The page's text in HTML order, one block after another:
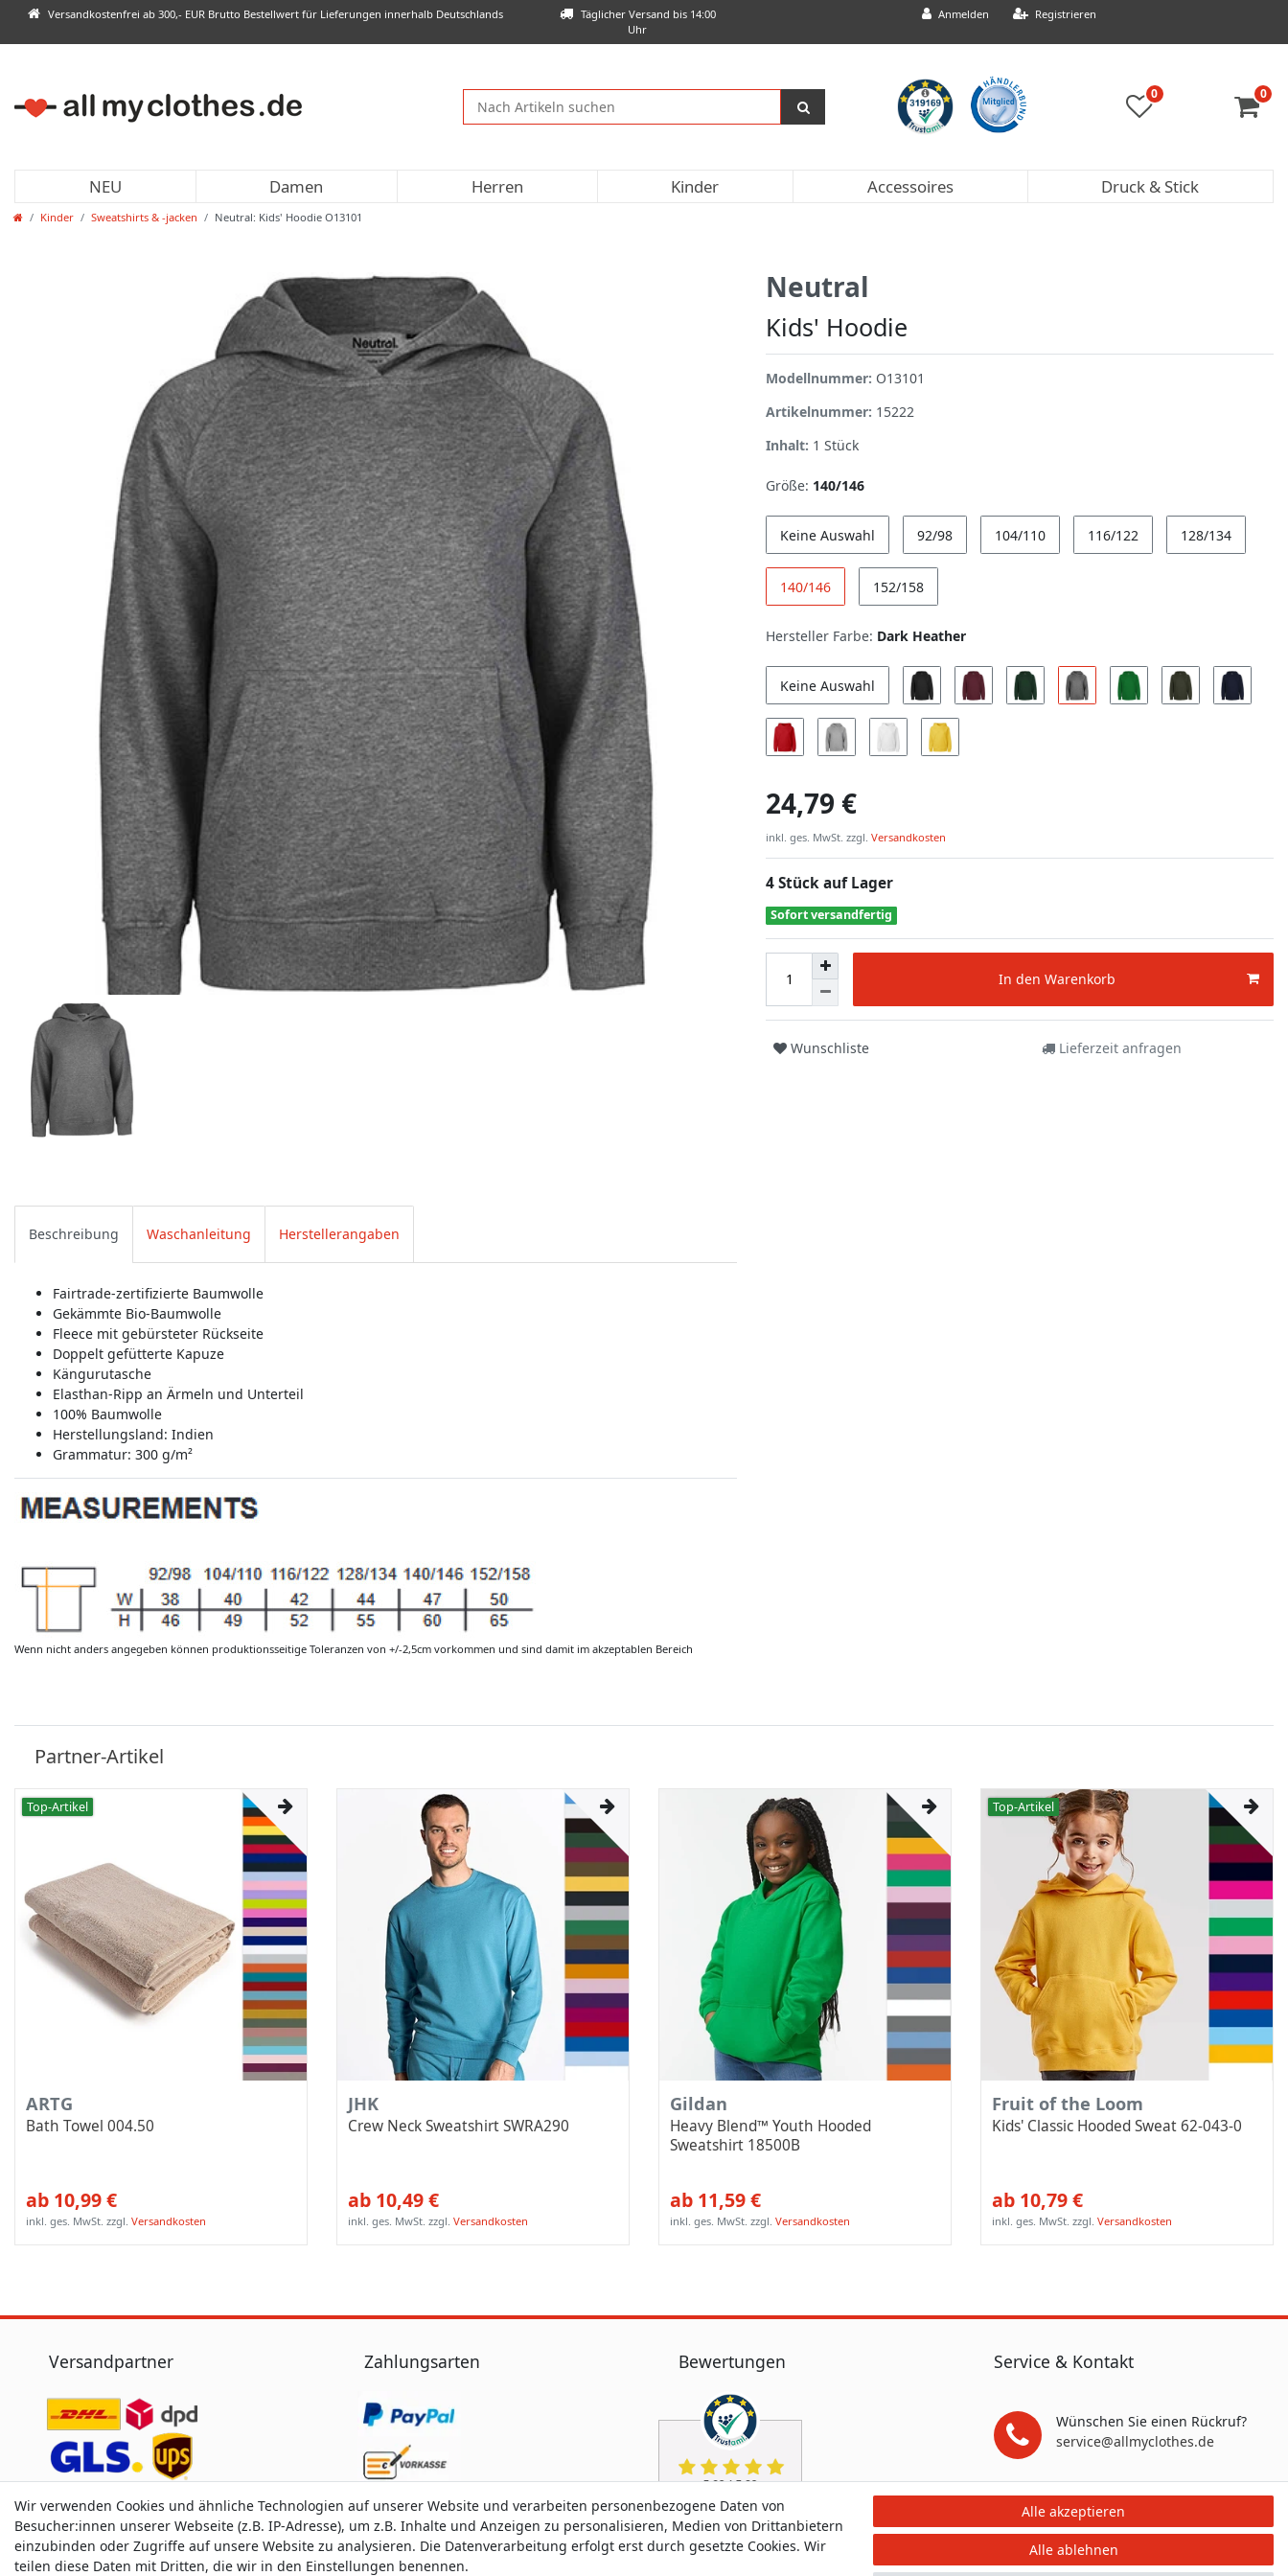
Anmelden Registrieren
Täglicher Versand bis 14:00
Uhr
Versandkostenfrei ab 300,- EUR Brutto Bestellwert für Lieferungen innerhalb Deutschlands
0 0
NEU Damen Herren Kinder Accessoires Druck & Stick
Kinder Sweatshirts & -jacken Neutral: Kids' Hoodie O13101
Neutral
Kids' Hoodie
Modellnummer: O13101
Artikelnummer: 15222
Inhalt: 1 Stück
Größe: 140/146
Keine Auswahl 92/98 104/110 116/122 128/134
140/146 152/158
Hersteller Farbe: Dark Heather
Keine Auswahl
24,79 €
inkl. ges. MwSt. zzgl. Versandkosten
4 Stück auf Lager
Sofort versandfertig
In den Warenkorb
Wunschliste Lieferzeit anfragen
Beschreibung Waschanleitung Herstellerangaben
Fairtrade-zertifizierte Baumwolle
Gekämmte Bio-Baumwolle
Fleece mit gebürsteter Rückseite
Doppelt gefütterte Kapuze
Kängurutasche
Elasthan-Ripp an Ärmeln und Unterteil
100% Baumwolle
Herstellungsland: Indien
Grammatur: 300 g/m²
Wenn nicht anders angegeben können produktionsseitige Toleranzen von +/-2,5cm vorkommen und sind damit im akzeptablen Bereich
Partner-Artikel
Top-Artikel
ARTG
Bath Towel 004.50
ab 10,99 €
inkl. ges. MwSt. zzgl.Versandkosten
JHK
Crew Neck Sweatshirt SWRA290
ab 10,49 €
inkl. ges. MwSt. zzgl.Versandkosten
Gildan
Heavy Blend™ Youth Hooded
Sweatshirt 18500B
ab 11,59 €
inkl. ges. MwSt. zzgl.Versandkosten
Top-Artikel
Fruit of the Loom
Kids' Classic Hooded Sweat 62-043-0
ab 10,79 €
inkl. ges. MwSt. zzgl.Versandkosten
Versandpartner Zahlungsarten Bewertungen Service & Kontakt
Wünschen Sie einen Rückruf?
service@allmyclothes.de
Schreiben Sie uns:
service@allmyclothes.de
Wir verwenden Cookies und ähnliche Technologien auf unserer Website und verarbeiten personenbezogene Daten von
Besucher:innen unserer Webseite (z.B. IP-Adresse), um z.B. Inhalte und Anzeigen zu personalisieren, Medien von Drittanbietern
einzubinden oder Zugriffe auf unsere Website zu analysieren. Die Datenverarbeitung erfolgt erst durch gesetzte Cookies. Wir
teilen diese Daten mit Dritten, die wir in den Einstellungen benennen.
Alle akzeptieren
Alle ablehnen